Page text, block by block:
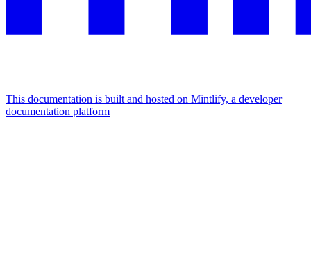
This documentation is built and hosted on Mintlify, a developer
documentation platform